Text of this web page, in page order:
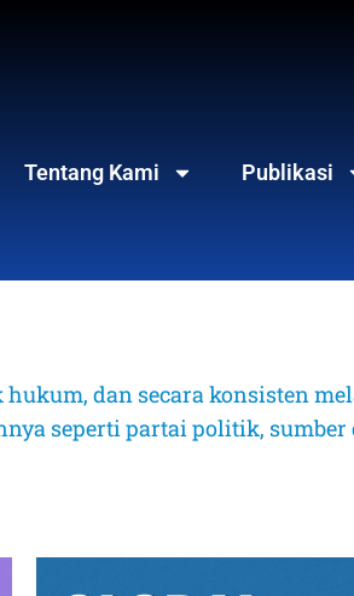
Tentang Kami Publikasi
dan secara konsisten
seperti partai politik, sumber